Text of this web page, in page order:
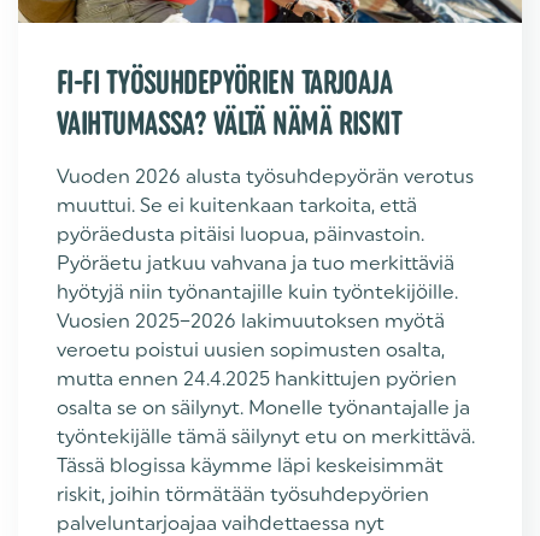
FI-FI TYÖSUHDEPYÖRIEN TARJOAJA
VAIHTUMASSA? VÄLTÄ NÄMÄ RISKIT
Vuoden 2026 alusta työsuhdepyörän verotus
muuttui. Se ei kuitenkaan tarkoita, että
pyöräedusta pitäisi luopua, päinvastoin.
Pyöräetu jatkuu vahvana ja tuo merkittäviä
hyötyjä niin työnantajille kuin työntekijöille.
Vuosien 2025–2026 lakimuutoksen myötä
veroetu poistui uusien sopimusten osalta,
mutta ennen 24.4.2025 hankittujen pyörien
osalta se on säilynyt. Monelle työnantajalle ja
työntekijälle tämä säilynyt etu on merkittävä.
Tässä blogissa käymme läpi keskeisimmät
riskit, joihin törmätään työsuhdepyörien
palveluntarjoajaa vaihdettaessa nyt